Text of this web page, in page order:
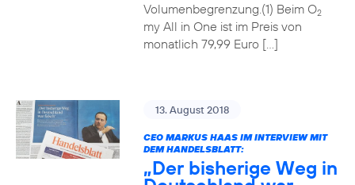
Volumenbegrenzung.(1) Beim O2
my All in One ist im Preis von
monatlich 79,99 Euro […]
13. August 2018
CEO MARKUS HAAS IM INTERVIEW MIT
DEM HANDELSBLATT:
„Der bisherige Weg in